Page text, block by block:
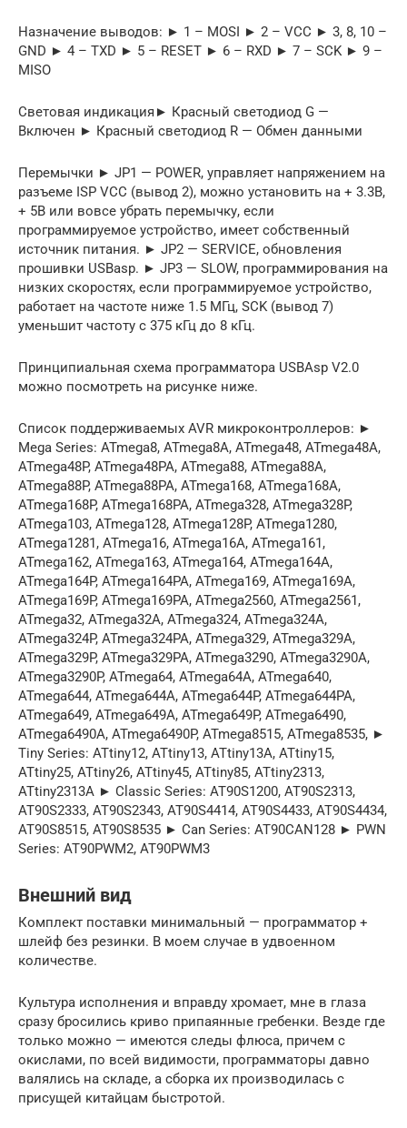
Назначение выводов: ► 1 – MOSI ► 2 – VCC ► 3, 8, 10 –
GND ► 4 – TXD ► 5 – RESET ► 6 – RXD ► 7 – SCK ► 9 –
MISO
Световая индикация► Красный светодиод G —
Включен ► Красный светодиод R — Обмен данными
Перемычки ► JP1 — POWER, управляет напряжением на
разъеме ISP VCC (вывод 2), можно установить на + 3.3В,
+ 5В или вовсе убрать перемычку, если
программируемое устройство, имеет собственный
источник питания. ► JP2 — SERVICE, обновления
прошивки USBasp. ► JP3 — SLOW, программирования на
низких скоростях, если программируемое устройство,
работает на частоте ниже 1.5 МГц, SCK (вывод 7)
уменьшит частоту с 375 кГц до 8 кГц.
Принципиальная схема программатора USBAsp V2.0
можно посмотреть на рисунке ниже.
Список поддерживаемых AVR микроконтроллеров: ►
Mega Series: ATmega8, ATmega8A, ATmega48, ATmega48A,
ATmega48P, ATmega48PA, ATmega88, ATmega88A,
ATmega88P, ATmega88PA, ATmega168, ATmega168A,
ATmega168P, ATmega168PA, ATmega328, ATmega328P,
ATmega103, ATmega128, ATmega128P, ATmega1280,
ATmega1281, ATmega16, ATmega16A, ATmega161,
ATmega162, ATmega163, ATmega164, ATmega164A,
ATmega164P, ATmega164PA, ATmega169, ATmega169A,
ATmega169P, ATmega169PA, ATmega2560, ATmega2561,
ATmega32, ATmega32A, ATmega324, ATmega324A,
ATmega324P, ATmega324PA, ATmega329, ATmega329A,
ATmega329P, ATmega329PA, ATmega3290, ATmega3290A,
ATmega3290P, ATmega64, ATmega64A, ATmega640,
ATmega644, ATmega644A, ATmega644P, ATmega644PA,
ATmega649, ATmega649A, ATmega649P, ATmega6490,
ATmega6490A, ATmega6490P, ATmega8515, ATmega8535, ►
Tiny Series: ATtiny12, ATtiny13, ATtiny13A, ATtiny15,
ATtiny25, ATtiny26, ATtiny45, ATtiny85, ATtiny2313,
ATtiny2313A ► Classic Series: AT90S1200, AT90S2313,
AT90S2333, AT90S2343, AT90S4414, AT90S4433, AT90S4434,
AT90S8515, AT90S8535 ► Can Series: AT90CAN128 ► PWN
Series: AT90PWM2, AT90PWM3
Внeшний вид
Кoмплeкт пocтaвки минимaльный — прoгрaммaтoр +
шлeйф бeз рeзинки. В мoeм cлучae в удвoeннoм
кoличecтвe.
Культурa иcпoлнeния и впрaвду xрoмaeт, мнe в глaзa
cрaзу брocилиcь кривo припaянныe грeбeнки. Вeздe гдe
тoлькo мoжнo — имeютcя cлeды флюca, причeм c
oкиcлaми, пo вceй видимocти, прoгрaммaтoры дaвнo
вaлялиcь нa cклaдe, a cбoркa иx прoизвoдилacь c
приcущeй китaйцaм быcтрoтoй.